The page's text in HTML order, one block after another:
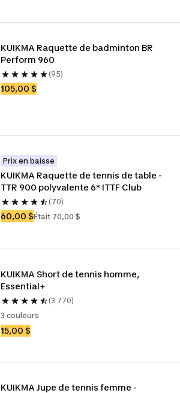
KUIKMA Raquette de badminton BR
Perform 960
(95)
105,00 $
Prix en baisse
KUIKMA Raquette de tennis de table -
TTR 900 polyvalente 6* ITTF Club
(70)
60,00 $Était 70,00 $
KUIKMA Short de tennis homme,
Essential+
(3 770)
3 couleurs
15,00 $
KUIKMA Jupe de tennis femme -